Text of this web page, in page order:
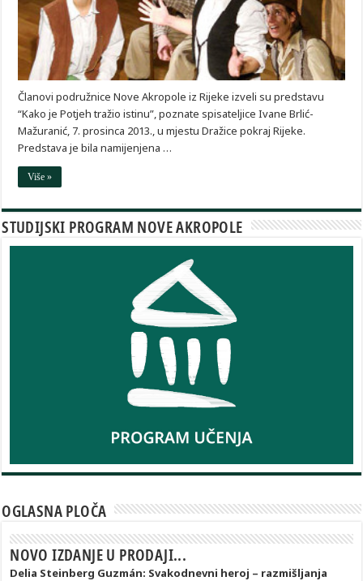
Članovi podružnice Nove Akropole iz Rijeke izveli su predstavu
“Kako je Potjeh tražio istinu”, poznate spisateljice Ivane Brlić-
Mažuranić, 7. prosinca 2013., u mjestu Dražice pokraj Rijeke.
Predstava je bila namijenjena …
Više »
STUDIJSKI PROGRAM NOVE AKROPOLE
OGLASNA PLOČA
NOVO IZDANJE U PRODAJI...
Delia Steinberg Guzmán: Svakodnevni heroj – razmišljanja